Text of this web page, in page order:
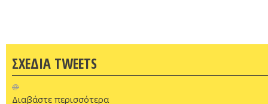
ΣΧΕΔΙΑ TWEETS
@
Διαβάστε περισσότερα